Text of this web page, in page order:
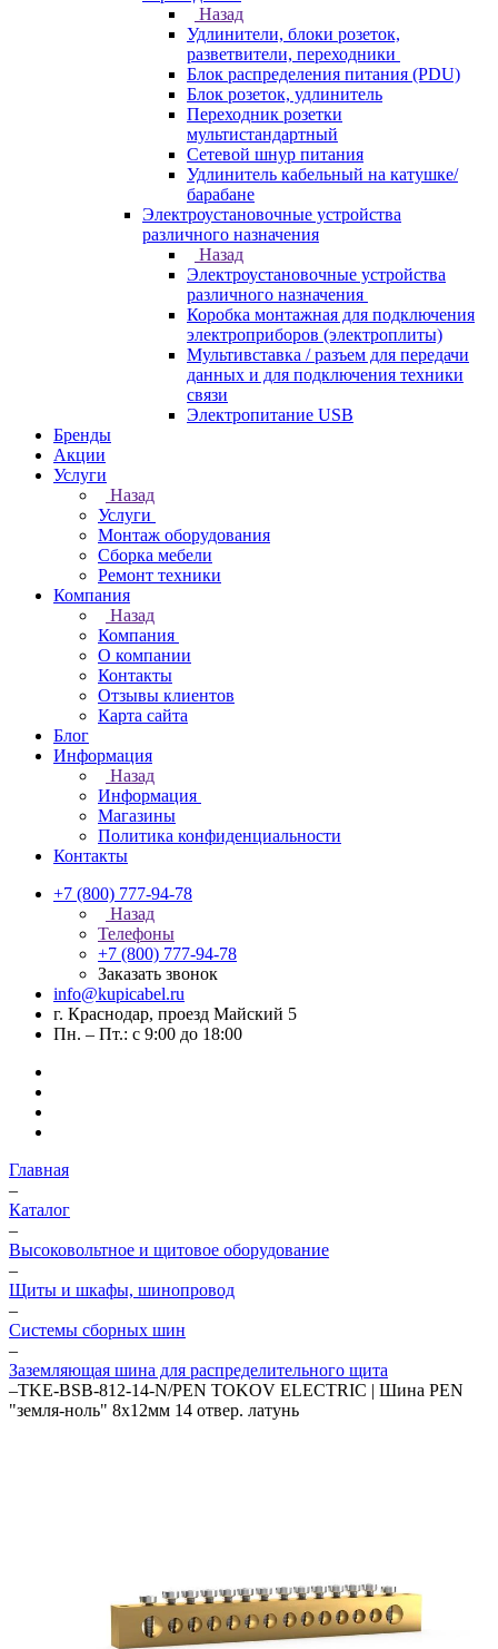
Назад
Удлинители, блоки розеток,
разветвители, переходники
Блок распределения питания (PDU)
Блок розеток, удлинитель
Переходник розетки
мультистандартный
Сетевой шнур питания
Удлинитель кабельный на катушке/
барабане
Электроустановочные устройства
различного назначения
Назад
Электроустановочные устройства
различного назначения
Коробка монтажная для подключения
электроприборов (электроплиты)
Мультивставка / разъем для передачи
данных и для подключения техники
связи
Электропитание USB
Бренды
Акции
Услуги
Назад
Услуги
Монтаж оборудования
Сборка мебели
Ремонт техники
Компания
Назад
Компания
О компании
Контакты
Отзывы клиентов
Карта сайта
Блог
Информация
Назад
Информация
Магазины
Политика конфиденциальности
Контакты
+7 (800) 777-94-78
Назад
Телефоны
+7 (800) 777-94-78
Заказать звонок
info@kupicabel.ru
г. Краснодар, проезд Майский 5
Пн. – Пт.: с 9:00 до 18:00
Главная
–
Каталог
–
Высоковольтное и щитовое оборудование
–
Щиты и шкафы, шинопровод
–
Системы сборных шин
–
Заземляющая шина для распределительного щита
–TKE-BSB-812-14-N/PEN TOKOV ELECTRIC | Шина PEN
"земля-ноль" 8х12мм 14 отвер. латунь